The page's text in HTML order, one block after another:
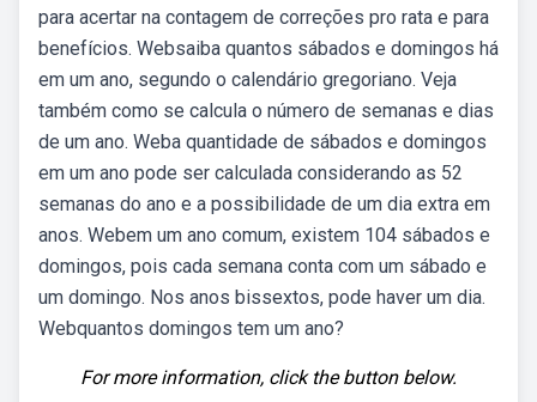
para acertar na contagem de correções pro rata e para
benefícios. Websaiba quantos sábados e domingos há
em um ano, segundo o calendário gregoriano. Veja
também como se calcula o número de semanas e dias
de um ano. Weba quantidade de sábados e domingos
em um ano pode ser calculada considerando as 52
semanas do ano e a possibilidade de um dia extra em
anos. Webem um ano comum, existem 104 sábados e
domingos, pois cada semana conta com um sábado e
um domingo. Nos anos bissextos, pode haver um dia.
Webquantos domingos tem um ano?
For more information, click the button below.